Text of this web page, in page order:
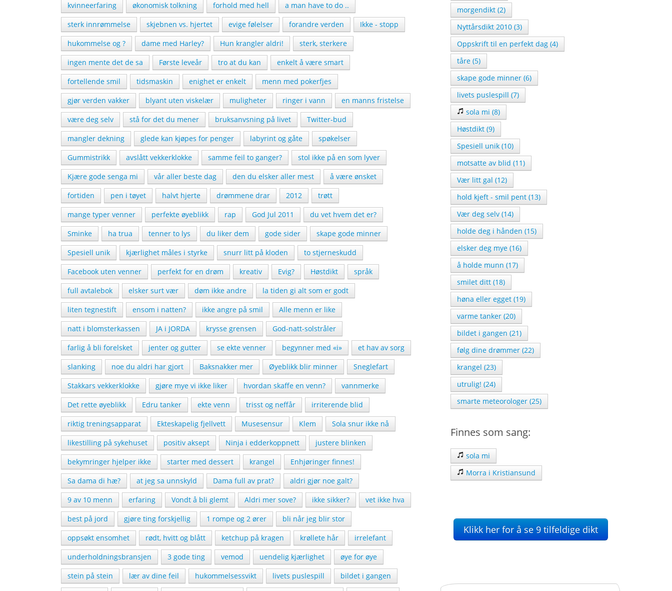
kvinneerfaring
økonomisk tolkning forhold med hell
a man have to do ..
sterk innrømmelse
skjebnen vs. hjertet evige følelser forandre verden
Ikke - stopp
hukommelse og ?
dame med Harley? Hun krangler aldri!
sterk, sterkere
ingen mente det de sa
Første leveår tro at du kan
enkelt å være smart
fortellende smil
tidsmaskin enighet er enkelt
menn med pokerfjes
gjør verden vakker
blyant uten viskelær muligheter ringer i vann
en manns fristelse
være deg selv
stå for det du mener bruksanvsning på livet
Twitter-bud
mangler dekning
glede kan kjøpes for penger labyrint og gåte
spøkelser
Gummistrikk
avslått vekkerklokke samme feil to ganger?
stol ikke på en som lyver
Kjære gode senga mi
vår aller beste dag den du elsker aller mest
å være ønsket
fortiden
pen i tøyet halvt hjerte drømmene drar 2012
trøtt
mange typer venner
perfekte øyeblikk rap God Jul 2011
du vet hvem det er?
Sminke
ha trua tenner to lys du liker dem gode sider
skape gode minner
Spesiell unik
kjærlighet måles i styrke snurr litt på kloden
to stjerneskudd
Facebook uten venner
perfekt for en drøm kreativ Evig? Høstdikt
språk
full avtalebok
elsker surt vær døm ikke andre
la tiden gi alt som er godt
liten tegnestift
ensom i natten? ikke angre på smil
Alle menn er like
natt i blomsterkassen
JA i JORDA krysse grensen
God-natt-solstråler
farlig å bli forelsket
jenter og gutter se ekte venner begynner med «i»
et hav av sorg
slanking
noe du aldri har gjort Baksnakker mer Øyeblikk blir minner
Sneglefart
Stakkars vekkerklokke
gjøre mye vi ikke liker hvordan skaffe en venn?
vannmerke
Det rette øyeblikk
Edru tanker ekte venn trisst og neffår
irriterende blid
riktig treningsapparat
Ekteskapelig fjellvett Musesensur Klem
Sola snur ikke nå
likestilling på sykehuset
positiv aksept Ninja i edderkoppnett
justere blinken
bekymringer hjelper ikke
starter med dessert krangel
Enhjøringer finnes!
Sa dama di hæ?
at jeg sa unnskyld Dama full av prat?
aldri gjør noe galt?
9 av 10 menn
erfaring Vondt å bli glemt Aldri mer sove? ikke sikker?
vet ikke hva
best på jord
gjøre ting forskjellig 1 rompe og 2 ører
bli når jeg blir stor
oppsøkt ensomhet
rødt, hvitt og blått ketchup på kragen krøllete hår
irrelefant
underholdningsbransjen
3 gode ting vemod uendelig kjærlighet
øye for øye
stein på stein
lær av dine feil hukommelsessvikt livets puslespill
bildet i gangen
morgendikt (2)
Nyttårsdikt 2010 (3)
Oppskrift til en perfekt dag (4)
tåre (5)
skape gode minner (6)
livets puslespill (7)
sola mi (8)
Høstdikt (9)
Spesiell unik (10)
motsatte av blid (11)
Vær litt gal (12)
hold kjeft - smil pent (13)
Vær deg selv (14)
holde deg i hånden (15)
elsker deg mye (16)
å holde munn (17)
smilet ditt (18)
høna eller egget (19)
varme tanker (20)
bildet i gangen (21)
følg dine drømmer (22)
krangel (23)
utrulig! (24)
smarte meteorologer (25)
Finnes som sang:
sola mi
Morra i Kristiansund
Klikk her for å se 9 tilfeldige dikt